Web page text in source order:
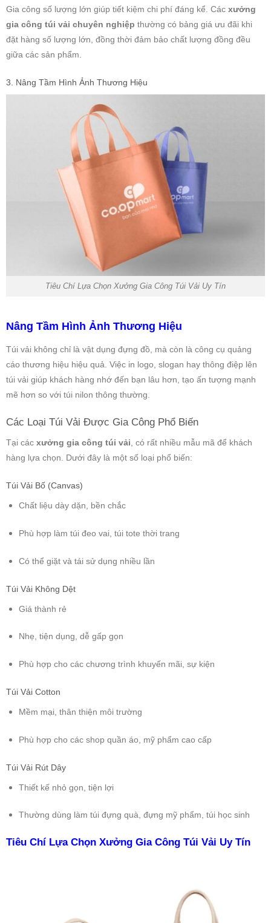
Gia công số lượng lớn giúp tiết kiệm chi phí đáng kể. Các xưởng
gia công túi vải chuyên nghiệp thường có bảng giá ưu đãi khi
đặt hàng số lượng lớn, đồng thời đảm bảo chất lượng đồng đều
giữa các sản phẩm.
3. Nâng Tầm Hình Ảnh Thương Hiệu
Tiêu Chí Lựa Chọn Xưởng Gia Công Túi Vải Uy Tín
Nâng Tầm Hình Ảnh Thương Hiệu
Túi vải không chỉ là vật dụng đựng đồ, mà còn là công cụ quảng
cáo thương hiệu hiệu quả. Việc in logo, slogan hay thông điệp lên
túi vải giúp khách hàng nhớ đến bạn lâu hơn, tạo ấn tượng mạnh
mẽ hơn so với túi nilon thông thường.
Các Loại Túi Vải Được Gia Công Phổ Biến
Tại các xưởng gia công túi vải, có rất nhiều mẫu mã để khách
hàng lựa chọn. Dưới đây là một số loại phổ biến:
Túi Vải Bố (Canvas)
Chất liệu dày dặn, bền chắc
Phù hợp làm túi đeo vai, túi tote thời trang
Có thể giặt và tái sử dụng nhiều lần
Túi Vải Không Dệt
Giá thành rẻ
Nhẹ, tiện dụng, dễ gấp gọn
Phù hợp cho các chương trình khuyến mãi, sự kiện
Túi Vải Cotton
Mềm mại, thân thiện môi trường
Phù hợp cho các shop quần áo, mỹ phẩm cao cấp
Túi Vải Rút Dây
Thiết kế nhỏ gọn, tiện lợi
Thường dùng làm túi đựng quà, đựng mỹ phẩm, túi học sinh
Tiêu Chí Lựa Chọn Xưởng Gia Công Túi Vải Uy Tín